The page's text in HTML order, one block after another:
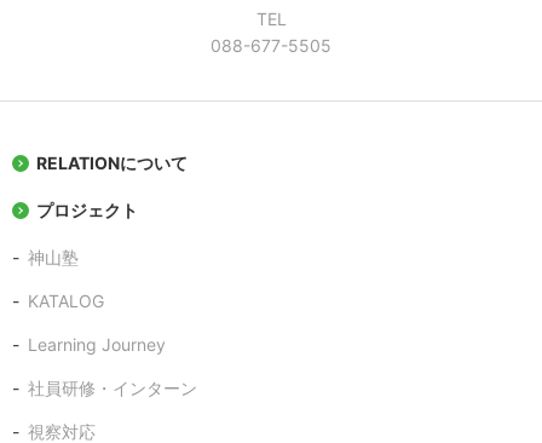
TEL
088-677-5505
RELATIONについて
プロジェクト
神山塾
KATALOG
Learning Journey
社員研修・インターン
視察対応